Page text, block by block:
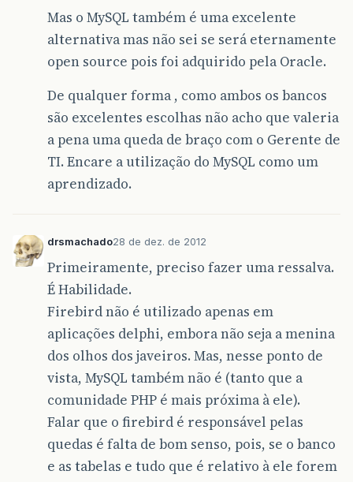
Mas o MySQL também é uma excelente
alternativa mas não sei se será eternamente
open source pois foi adquirido pela Oracle.
De qualquer forma , como ambos os bancos
são excelentes escolhas não acho que valeria
a pena uma queda de braço com o Gerente de
TI. Encare a utilização do MySQL como um
aprendizado.
drsmachado28 de dez. de 2012
Primeiramente, preciso fazer uma ressalva.
É Habilidade.
Firebird não é utilizado apenas em
aplicações delphi, embora não seja a menina
dos olhos dos javeiros. Mas, nesse ponto de
vista, MySQL também não é (tanto que a
comunidade PHP é mais próxima à ele).
Falar que o firebird é responsável pelas
quedas é falta de bom senso, pois, se o banco
e as tabelas e tudo que é relativo à ele forem